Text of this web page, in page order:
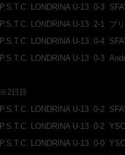
P.S.T.C. LONDRINA U-13 0-3
P.S.T.C. LONDRINA U-13 2-1 ブ
P.S.T.C. LONDRINA U-13 0-4
P.S.T.C. LONDRINA U-13 0-3
※2日目
P.S.T.C. LONDRINA U-13 0-2
P.S.T.C. LONDRINA U-13 0-2
P.S.T.C. LONDRINA U-13 0-0